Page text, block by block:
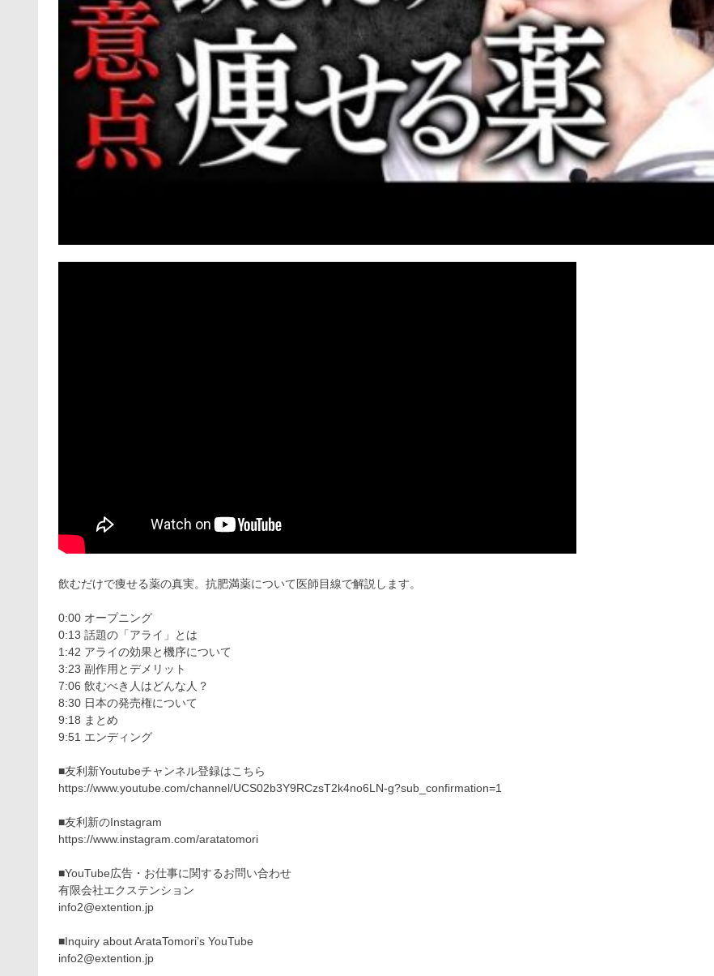
飲むだけで痩せる薬の真実。抗肥満薬について医師目線で解説します。
0:00 オープニング
0:13 話題の「アライ」とは
1:42 アライの効果と機序について
3:23 副作用とデメリット
7:06 飲むべき人はどんな人？
8:30 日本の発売権について
9:18 まとめ
9:51 エンディング
■友利新Youtubeチャンネル登録はこちら
https://www.youtube.com/channel/UCS02b3Y9RCzsT2k4no6LN-g?sub_confirmation=1
■友利新のInstagram
https://www.instagram.com/aratatomori
■YouTube広告・お仕事に関するお問い合わせ
有限会社エクステンション
info2@extention.jp
■Inquiry about ArataTomori’s YouTube
info2@extention.jp